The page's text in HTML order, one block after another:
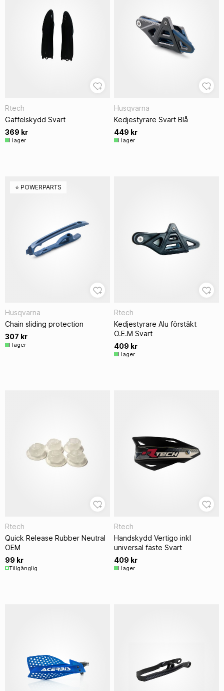
Rtech
Gaffelskydd Svart
369 kr
I lager
Husqvarna
Kedjestyrare Svart Blå
449 kr
I lager
⭐️ POWERPARTS
Husqvarna
Chain sliding protection
307 kr
I lager
Rtech
Kedjestyrare Alu förstäkt
O.E.M Svart
409 kr
I lager
Rtech
Quick Release Rubber Neutral
OEM
99 kr
Tillgänglig
Rtech
Handskydd Vertigo inkl
universal fäste Svart
409 kr
I lager